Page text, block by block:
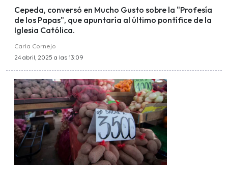
Cepeda, conversó en Mucho Gusto sobre la "Profesía
de los Papas", que apuntaría al último pontífice de la
Iglesia Católica.
Carla Cornejo
24 abril, 2025 a las 13:09